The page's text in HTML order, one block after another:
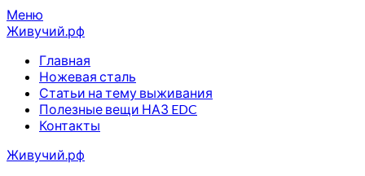
Перейти
к
Меню
Живучий.рф
Главная
Ножевая сталь
Статьи на тему выживания
Полезные вещи НАЗ EDC
Контакты
Живучий.рф